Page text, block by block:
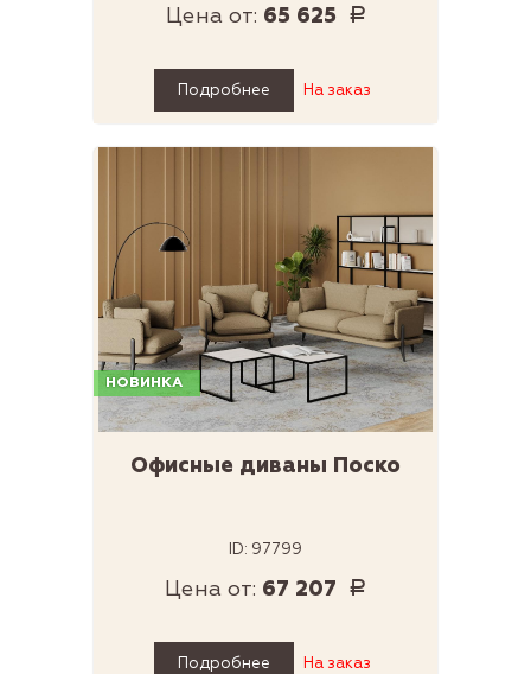
Цена от: 65 625 Р
Подробнее На заказ
НОВИНКА
Офисные диваны Поско
ID: 97799
Цена от: 67 207 Р
Подробнее На заказ